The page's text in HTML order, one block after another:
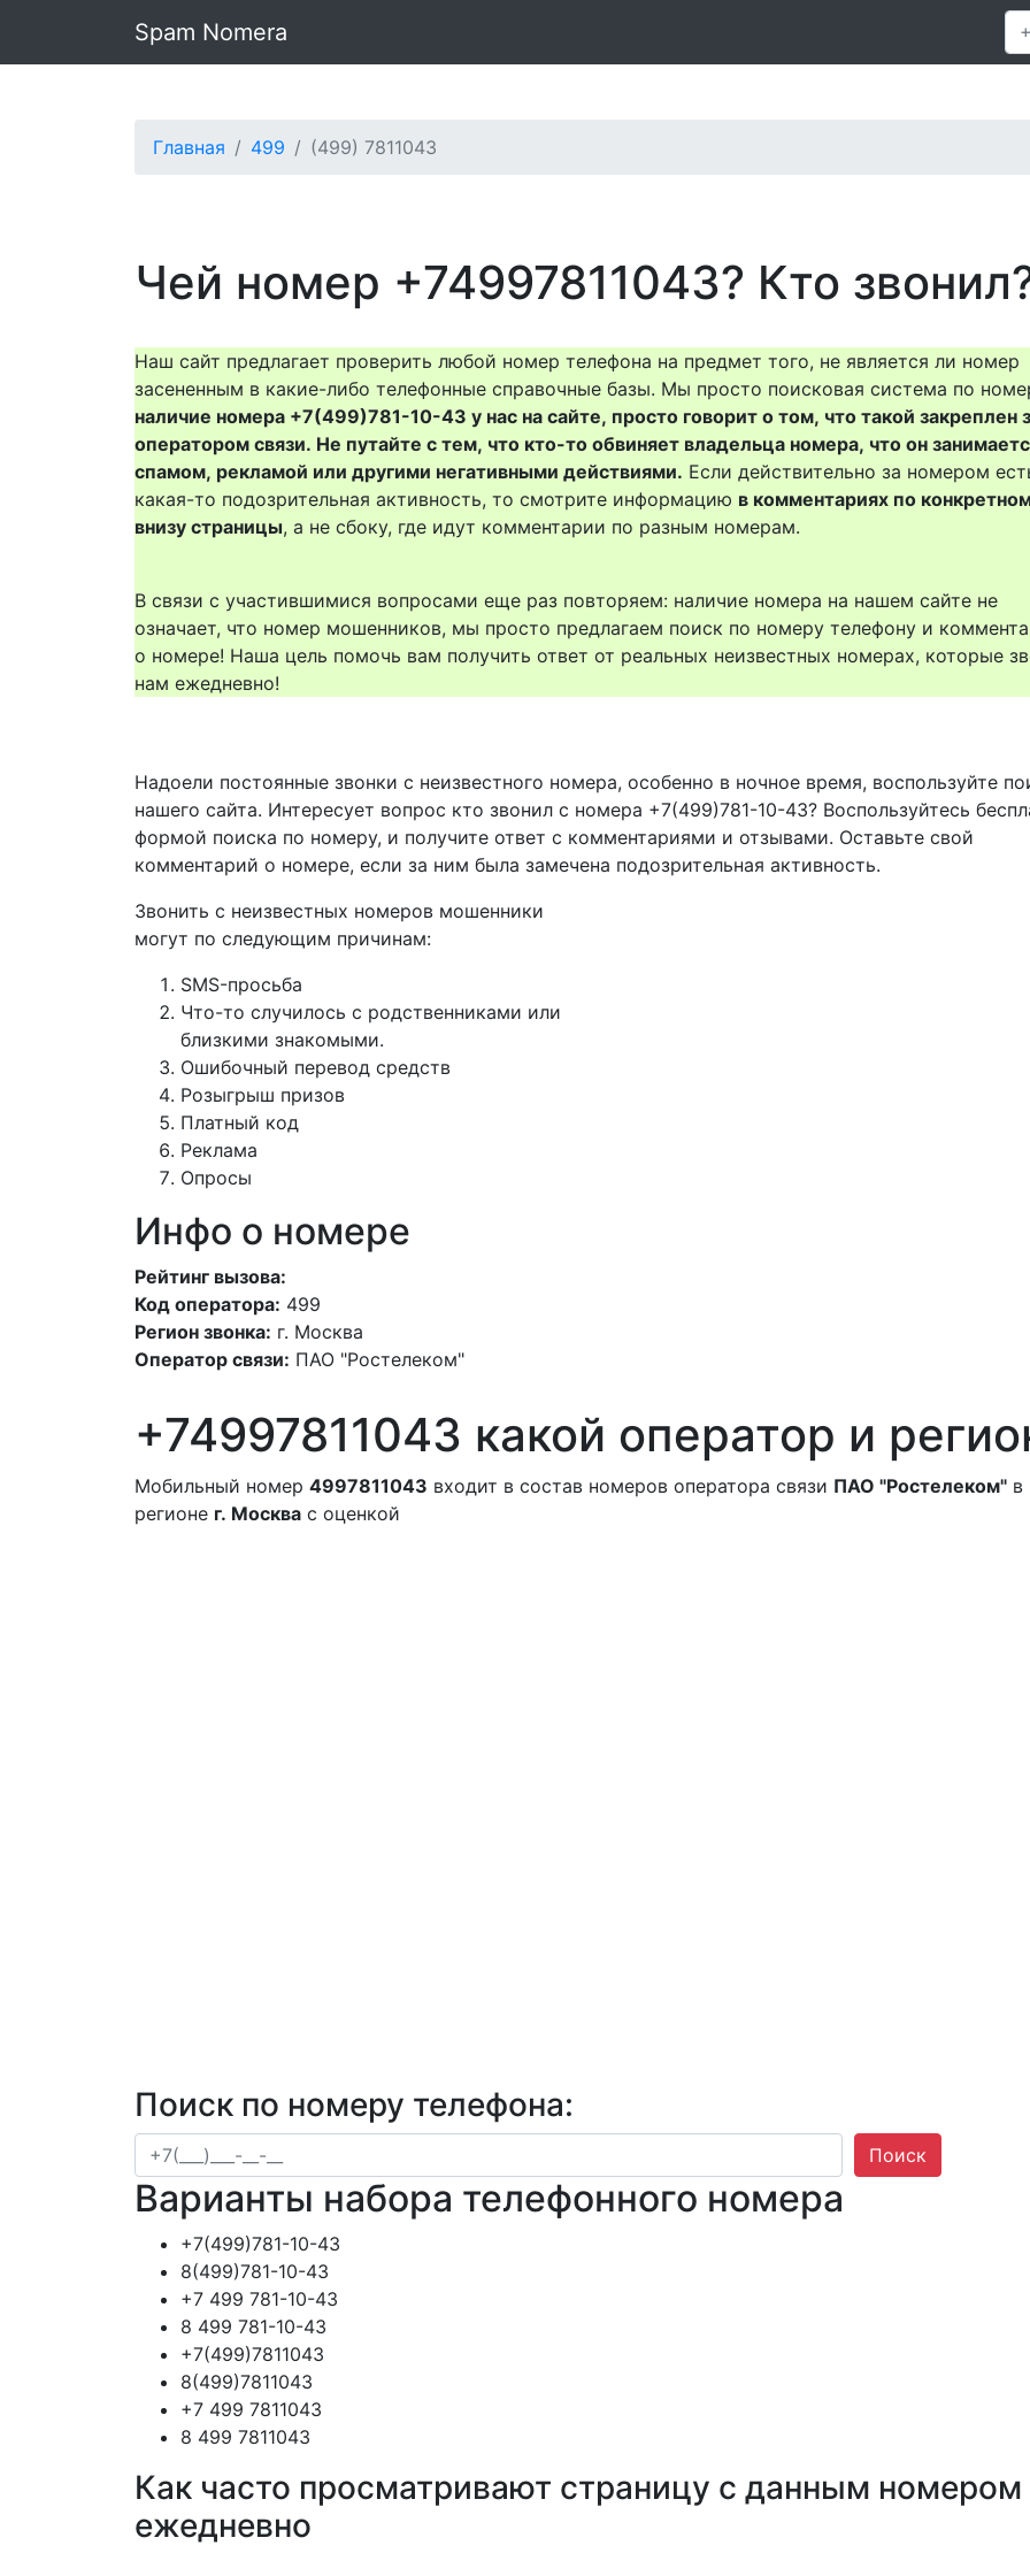
Spam Nomera
Главная 499 (499) 7811043
Чей номер +74997811043? Кто
Наш сайт предлагает проверить любой номер телефона на предмет того, не является ли номер
засененным в какие-либо телефонные справочные базы. Мы просто поисковая система по
наличие номера +7(499)781-10-43 у нас на сайте, просто говорит о том, что такой закреплен
оператором связи. Не путайте с тем, что кто-то обвиняет владельца номера, что он
спамом, рекламой или другими негативными действиями. Если действительно за номером
какая-то подозрительная активность, то смотрите информацию в комментариях по
внизу страницы, а не сбоку, где идут комментарии по разным номерам.
В связи с участившимися вопросами еще раз повторяем: наличие номера на нашем сайте не
означает, что номер мошенников, мы просто предлагаем поиск по номеру телефону и
о номере! Наша цель помочь вам получить ответ от реальных неизвестных номерах, которые
нам ежедневно!
Надоели постоянные звонки с неизвестного номера, особенно в ночное время, воспользуйте
нашего сайта. Интересует вопрос кто звонил с номера +7(499)781-10-43? Воспользуйтесь
формой поиска по номеру, и получите ответ с комментариями и отзывами. Оставьте свой
комментарий о номере, если за ним была замечена подозрительная активность.
Звонить с неизвестных номеров мошенники
могут по следующим причинам:
SMS-просьба
Что-то случилось с родственниками или
близкими знакомыми.
Ошибочный перевод средств
Розыгрыш призов
Платный код
Реклама
Опросы
Инфо о номере
Рейтинг вызова:
Код оператора: 499
Регион звонка: г. Москва
Оператор связи: ПАО "Ростелеком"
+74997811043 какой оператор и
Мобильный номер 4997811043 входит в состав номеров оператора связи ПАО "Ростелеком" в
регионе г. Москва с оценкой
Поиск по номеру телефона:
Поиск
Варианты набора телефонного номера
+7(499)781-10-43
8(499)781-10-43
+7 499 781-10-43
8 499 781-10-43
+7(499)7811043
8(499)7811043
+7 499 7811043
8 499 7811043
Как часто просматривают страницу с данным номером
ежедневно